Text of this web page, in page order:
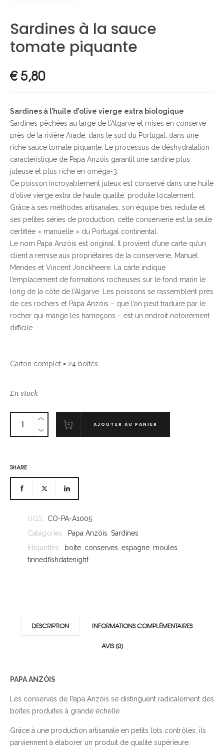
Sardines à la sauce
tomate piquante
€5,80
Sardines à l’huile d’olive vierge extra biologique
Sardines pêchées au large de l’Algarve et mises en conserve
près de la rivière Arade, dans le sud du Portugal, dans une
riche sauce tomate piquante. Le processus de déshydratation
caractéristique de Papa Anzóis garantit une sardine plus
juteuse et plus riche en oméga-3.
Ce poisson incroyablement juteux est conservé dans une huile
d’olive vierge extra de haute qualité, produite localement.
Grâce à ses méthodes artisanales, son équipe très réduite et
ses petites séries de production, cette conserverie est la seule
certifiée « manuelle » du Portugal continental.
Le nom Papa Anzóis est original. Il provient d’une carte qu’un
client a remise aux propriétaires de la conserverie, Manuel
Mendes et Vincent Jonckheere. La carte indique
l’emplacement de formations rocheuses sur le fond marin le
long de la côte de l’Algarve. Les poissons se rassemblent près
de ces rochers et Papa Anzóis – que l’on peut traduire par le
rocher qui mange les hameçons – est un endroit notoirement
difficile.
Carton complet = 24 boîtes
En stock
AJOUTER AU PANIER
SHARE
UGS : CO-PA-A1005
Catégories : Papa Anzóis Sardines
Étiquettes : boîte conserves espagne moules
tinnedfishdatenight
DESCRIPTION INFORMATIONS COMPLÉMENTAIRES
AVIS (0)
PAPA ANZÓIS
Les conserves de Papa Anzóis se distinguent radicalement des
boîtes produites à grande échelle.
Grâce à une production artisanale en petits lots contrôlés, ils
parviennent à élaborer un produit de qualité supérieure.